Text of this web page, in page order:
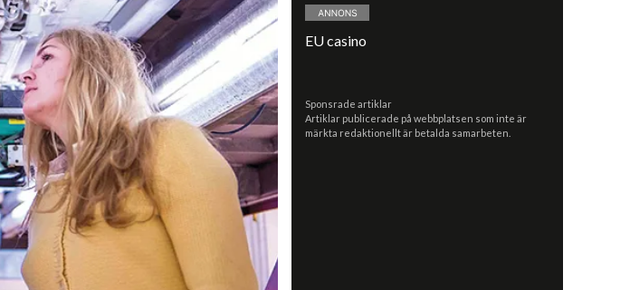
EU casino
Sponsrade artiklar
Artiklar publicerade på webbplatsen som inte är
märkta redaktionellt är betalda samarbeten.